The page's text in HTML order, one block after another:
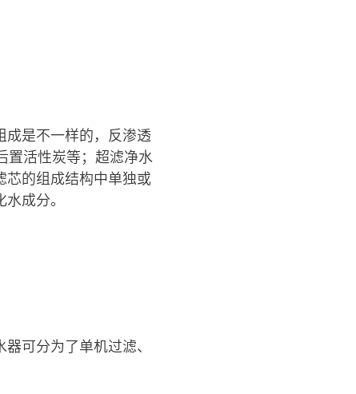
是不一样的，反渗透
置活性炭等；超滤净水
芯的组成结构中单独或
成分。
可分为了单机过滤、